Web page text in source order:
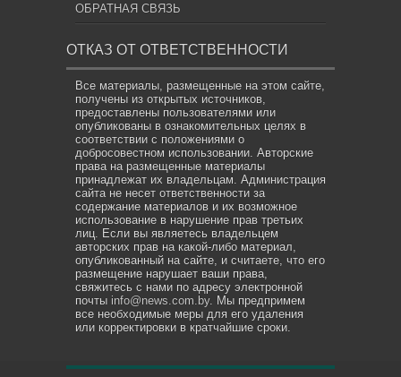
ОБРАТНАЯ СВЯЗЬ
ОТКАЗ ОТ ОТВЕТСТВЕННОСТИ
Все материалы, размещенные на этом сайте,
получены из открытых источников,
предоставлены пользователями или
опубликованы в ознакомительных целях в
соответствии с положениями о
добросовестном использовании. Авторские
права на размещенные материалы
принадлежат их владельцам. Администрация
сайта не несет ответственности за
содержание материалов и их возможное
использование в нарушение прав третьих
лиц. Если вы являетесь владельцем
авторских прав на какой-либо материал,
опубликованный на сайте, и считаете, что его
размещение нарушает ваши права,
свяжитесь с нами по адресу электронной
почты info@news.com.by. Мы предпримем
все необходимые меры для его удаления
или корректировки в кратчайшие сроки.